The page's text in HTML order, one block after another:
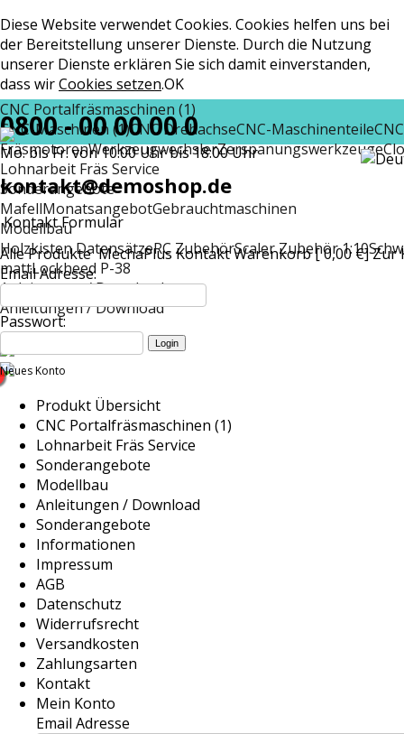
Diese Website verwendet Cookies. Cookies helfen uns bei
der Bereitstellung unserer Dienste. Durch die Nutzung
unserer Dienste erklären Sie sich damit einverstanden,
dass wirCookies setzen.OK
CNC Portalfräsmaschinen (1)
CNC-Maschinen (1)CNC DrehachseCNC-Maschinenteile
FräsmotorenWerkzeugwechslerZerspanungswerkzeuge
Lohnarbeit Fräs Service
Sonderangebote
MafellMonatsangebotGebrauchtmaschinen
Modellbau
Holzkisten DatensätzeRC ZubehörScaler Zubehör 1:10
mattLockheed P-38
Anleitungen / Download
Anleitungen / Download
0800 - 00 00 00 0
Mo. bis Fr. von 10:00 Uhr bis 18:00 Uhr
kontakt@demoshop.de
Kontakt Formular
Alle Produkte MechaPlus KontaktWarenkorb [ 0,00 €]Zur
Email Adresse:
Passwort:
Neues Konto
Produkt Übersicht
CNC Portalfräsmaschinen (1)
Lohnarbeit Fräs Service
Sonderangebote
Modellbau
Anleitungen / Download
Sonderangebote
Informationen
Impressum
AGB
Datenschutz
Widerrufsrecht
Versandkosten
Zahlungsarten
Kontakt
Mein Konto
Email Adresse